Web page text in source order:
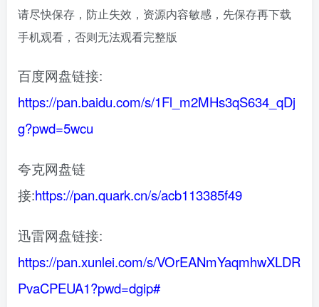
请尽快保存，防止失效，资源内容敏感，先保存再下载
手机观看，否则无法观看完整版
百度网盘链接:
https://pan.baidu.com/s/1Fl_m2MHs3qS634_qDj
g?pwd=5wcu
夸克网盘链
接:https://pan.quark.cn/s/acb113385f49
迅雷网盘链接:
https://pan.xunlei.com/s/VOrEANmYaqmhwXLDR
PvaCPEUA1?pwd=dgip#